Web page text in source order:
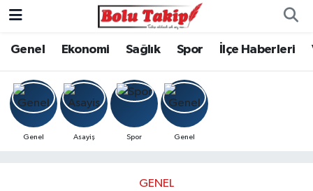
Genel Ekonomi Sağlık Spor İlçe Haberleri
Genel Asayiş Spor Genel
GENEL